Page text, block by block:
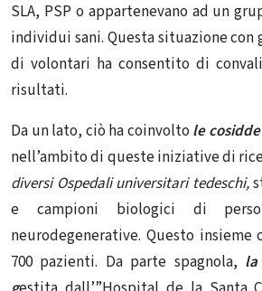
SLA, PSP o appartenevano ad un
individui sani. Questa situazione
di volontari ha consentito di
risultati.
Da un lato, ciò ha coinvolto le
nell’ambito di queste iniziative di
diversi Ospedali universitari tedeschi,
e campioni biologici di
neurodegenerative. Questo insieme
700 pazienti. Da parte spagnola, la